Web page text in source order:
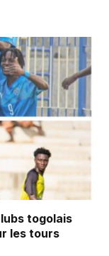
togolais
les tours